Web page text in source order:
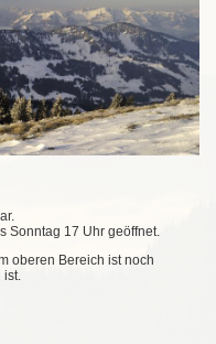
Sonntag 17 Uhr geöffnet.
oberen Bereich ist noch
ist.